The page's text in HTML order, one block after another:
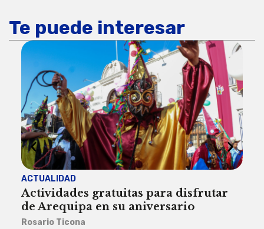
Te puede interesar
ACTUALIDAD
Actividades gratuitas para disfrutar
de Arequipa en su aniversario
Rosario Ticona